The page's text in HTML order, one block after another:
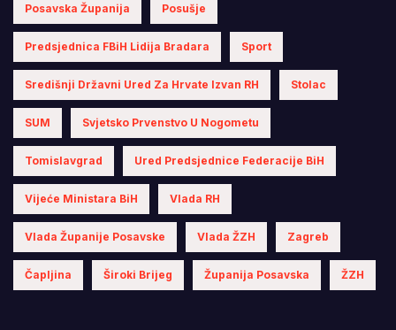
Posavska Županija Posušje
Predsjednica FBiH Lidija Bradara Sport
Središnji Državni Ured Za Hrvate Izvan RH Stolac
SUM Svjetsko Prvenstvo U Nogometu
Tomislavgrad Ured Predsjednice Federacije BiH
Vijeće Ministara BiH Vlada RH
Vlada Županije Posavske Vlada ŽZH Zagreb
Čapljina Široki Brijeg Županija Posavska ŽZH